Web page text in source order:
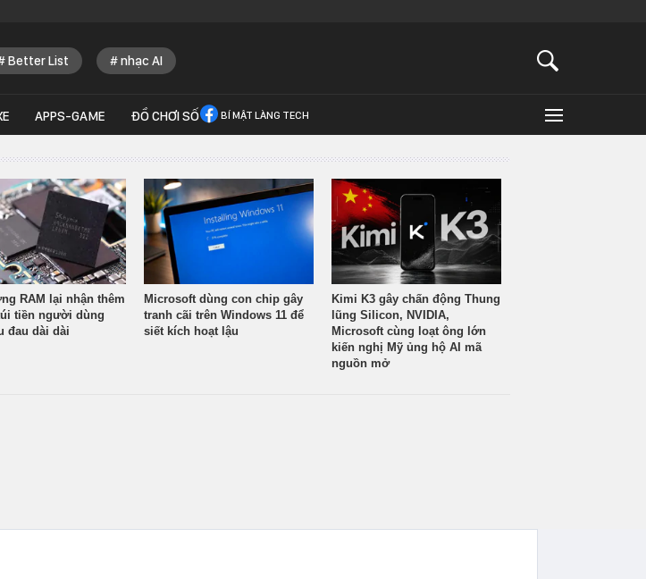
Better List nhạc AI
APPS-GAME ĐỒ CHƠI SỐ BÍ MẬT LÀNG TECH
RAM lại nhận thêm
tiền người dùng
đau dài dài
Microsoft dùng con chip gây
tranh cãi trên Windows 11 để
siết kích hoạt lậu
Kimi K3 gây chấn động Thung
lũng Silicon, NVIDIA,
Microsoft cùng loạt ông lớn
kiến nghị Mỹ ủng hộ AI mã
nguồn mở